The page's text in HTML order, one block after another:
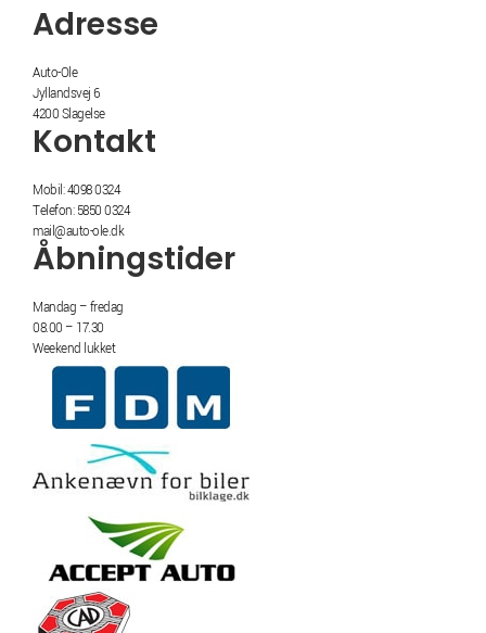
Adresse
Auto-Ole
Jyllandsvej 6
4200 Slagelse
Kontakt
Mobil: 4098 0324
Telefon: 5850 0324
mail@auto-ole.dk
Åbningstider
Mandag – fredag
08.00 – 17.30
Weekend lukket